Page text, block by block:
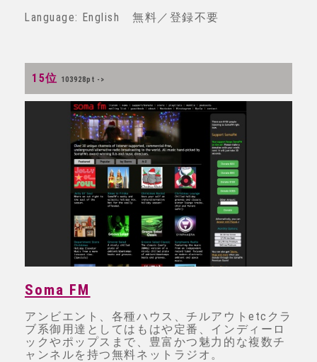
Language: English 無料／登録不要
15位 103928pt ->
Soma FM
アンビエント、各種ハウス、チルアウトetcクラ
ブ系御用達としてはもはや定番、インディーロ
ックやポップスまで、豊富かつ魅力的な複数チ
ャンネルを持つ無料ネットラジオ。